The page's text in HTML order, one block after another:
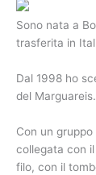
Sono nata a
trasferita in
Dal 1998 ho
del Marguareis.
Con un
collegata con
filo, con il